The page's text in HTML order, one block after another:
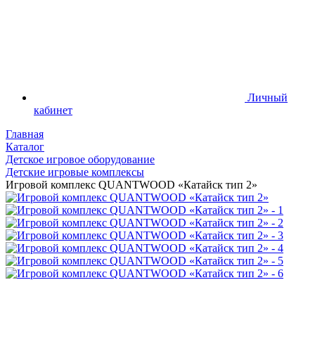
Личный
кабинет
Главная
Каталог
Детское игровое оборудование
Детские игровые комплексы
Игровой комплекс QUANTWOOD «Катайск тип 2»